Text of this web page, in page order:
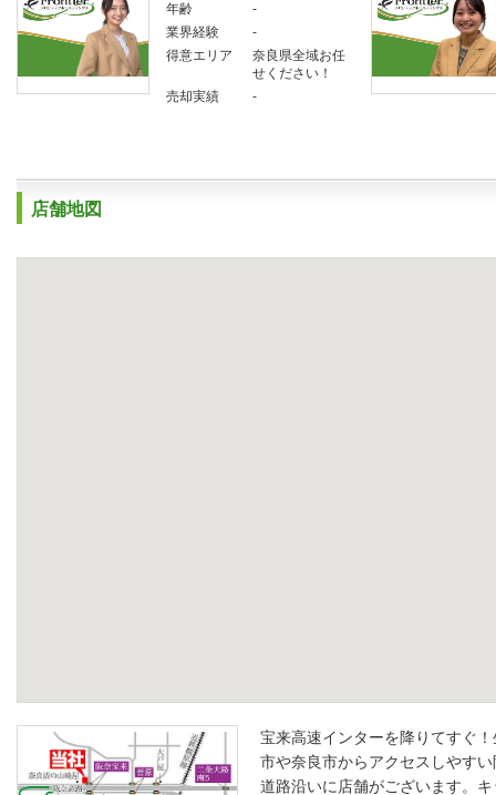
年齢
-
業界経験
-
得意エリア
奈良県全域お任
せください！
売却実績
-
店舗地図
宝来高速インターを降りてすぐ！
市や奈良市からアクセスしやすい
道路沿いに店舗がございます。キ